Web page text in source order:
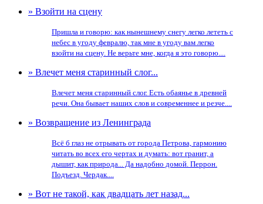
» Взойти на сцену
Пришла и говорю: как нынешнему снегу легко лететь с
небес в угоду февралю, так мне в угоду вам легко
взойти на сцену. Не верьте мне, когда я это говорю....
» Влечет меня старинный слог...
Влечет меня старинный слог. Есть обаянье в древней
речи. Она бывает наших слов и современнее и резче....
» Возвращение из Ленинграда
Всё б глаз не отрывать от города Петрова, гармонию
читать во всех его чертах и думать: вот гранит, а
дышит, как природа... Да надобно домой. Перрон.
Подъезд. Чердак....
» Вот не такой, как двадцать лет назад...